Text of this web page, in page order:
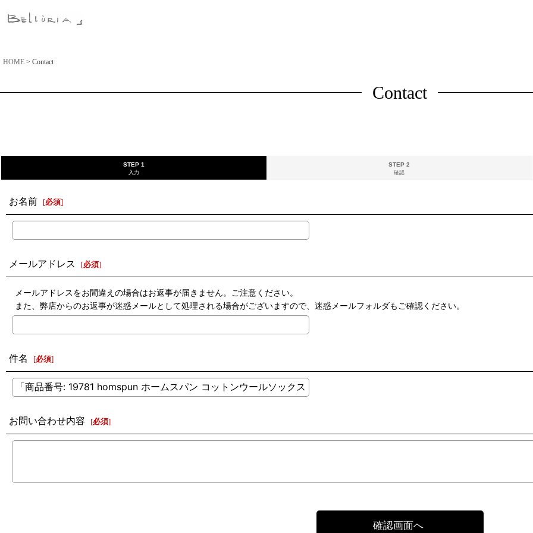
HOME > Contact
Contact
STEP 1
入力
STEP 2
確認
お名前 [必須]
メールアドレス [必須]
メールアドレスをお間違えの場合はお返事が届きません。ご注意ください。
また、弊店からのお返事が迷惑メールとして処理される場合がございますので、迷惑メールフォルダもご確認ください。
件名 [必須]
お問い合わせ内容 [必須]
確認画面へ